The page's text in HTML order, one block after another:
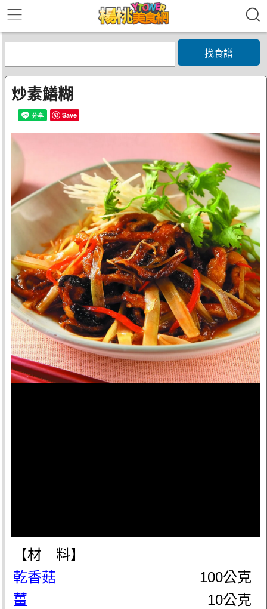
找食譜
炒素鱔糊
Save
【材 料】
乾香菇
100公克
薑
10公克